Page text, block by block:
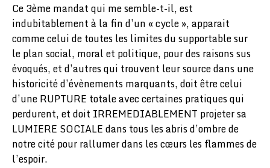
Ce 3ème mandat qui me semble-t-il, est
indubitablement à la fin d’un « cycle », apparait
comme celui de toutes les limites du supportable sur
le plan social, moral et politique, pour des raisons sus
évoqués, et d’autres qui trouvent leur source dans une
historicité d’évènements marquants, doit être celui
d’une RUPTURE totale avec certaines pratiques qui
perdurent, et doit IRREMEDIABLEMENT projeter sa
LUMIERE SOCIALE dans tous les abris d’ombre de
notre cité pour rallumer dans les cœurs les flammes de
l’espoir.